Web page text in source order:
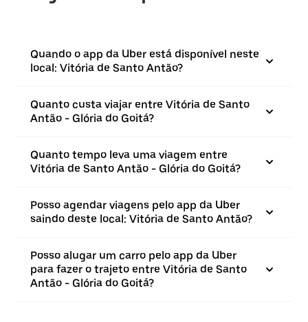
Quando o app da Uber está disponível neste
local: Vitória de Santo Antão?
Quanto custa viajar entre Vitória de Santo
Antão - Glória do Goitá?
Quanto tempo leva uma viagem entre
Vitória de Santo Antão - Glória do Goitá?
Posso agendar viagens pelo app da Uber
saindo deste local: Vitória de Santo Antão?
Posso alugar um carro pelo app da Uber
para fazer o trajeto entre Vitória de Santo
Antão - Glória do Goitá?